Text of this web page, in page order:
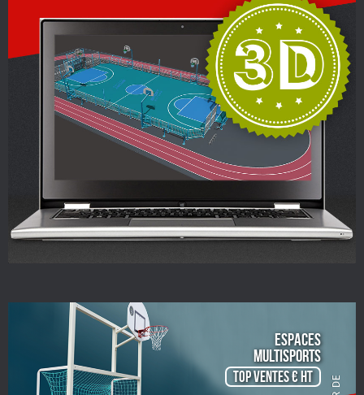
ESPACES
Multisports
TOP VENTES € HT